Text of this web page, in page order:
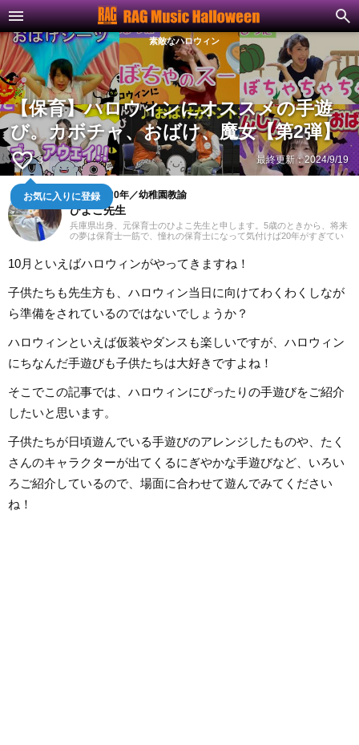
素敵なハロウィン
【保育】ハロウィンにオススメの手遊
び。カボチャ、おばけ、魔女【第2弾】
favorite_border 3
お気に入りに登録
最終更新：2024/9/19
保育士歴20年／幼稚園教諭
ひよこ先生
兵庫県出身、元保育士のひよこ先生と申します。5歳のときから、将来
の夢は保育士一筋で、憧れの保育士になって気付けば20年がすぎてい
がらも（笑）気持ちは20代のまま働いてきました。これからは現場の
経験をいかしながら、役立つ情報をていねいにお届けしていきたいと
10月といえばハロウィンがやってきますね！
子供たちも先生方も、ハロウィン当日に向けてわくわくしなが
ら準備をされているのではないでしょうか？
ハロウィンといえば仮装やダンスも楽しいですが、ハロウィン
にちなんだ手遊びも子供たちは大好きですよね！
そこでこの記事では、ハロウィンにぴったりの手遊びをご紹介
したいと思います。
子供たちが日頃遊んでいる手遊びのアレンジしたものや、たく
さんのキャラクターが出てくるにぎやかな手遊びなど、いろい
ろご紹介しているので、場面に合わせて遊んでみてください
ね！